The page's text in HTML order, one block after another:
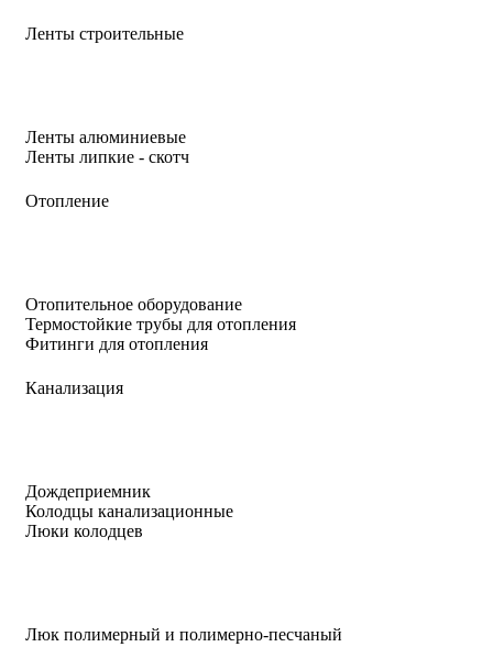
Ленты строительные
Ленты алюминиевые
Ленты липкие - скотч
Отопление
Отопительное оборудование
Термостойкие трубы для отопления
Фитинги для отопления
Канализация
Дождеприемник
Колодцы канализационные
Люки колодцев
Люк полимерный и полимерно-песчаный